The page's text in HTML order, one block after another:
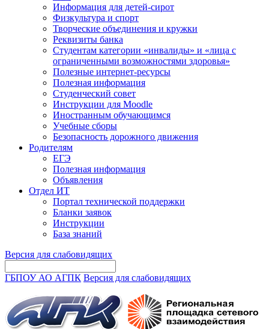
Информация для детей-сирот
Физкультура и спорт
Творческие объединения и кружки
Реквизиты банка
Студентам категории «инвалиды» и «лица с
ограниченными возможностями здоровья»
Полезные интернет-ресурсы
Полезная информация
Студенческий совет
Инструкции для Moodle
Иностранным обучающимся
Учебные сборы
Безопасность дорожного движения
Родителям
ЕГЭ
Полезная информация
Объявления
Отдел ИТ
Портал технической поддержки
Бланки заявок
Инструкции
База знаний
Версия для слабовидящих
ГБПОУ АО АГПК Версия для слабовидящих